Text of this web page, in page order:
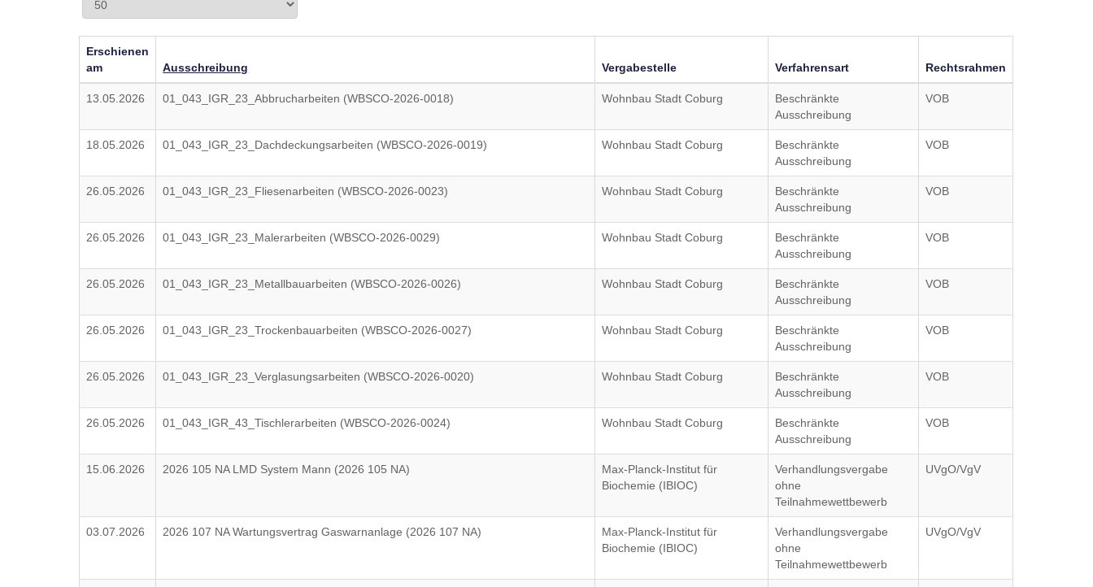
Erschienen
am
Ausschreibung Vergabestelle Verfahrensart Rechtsrahmen
13.05.2026 01_043_IGR_23_Abbrucharbeiten (WBSCO-2026-0018) Wohnbau Stadt Coburg
Beschränkte
Ausschreibung
VOB
18.05.2026 01_043_IGR_23_Dachdeckungsarbeiten (WBSCO-2026-0019) Wohnbau Stadt Coburg
Beschränkte
Ausschreibung
VOB
26.05.2026 01_043_IGR_23_Fliesenarbeiten (WBSCO-2026-0023) Wohnbau Stadt Coburg
Beschränkte
Ausschreibung
VOB
26.05.2026 01_043_IGR_23_Malerarbeiten (WBSCO-2026-0029) Wohnbau Stadt Coburg
Beschränkte
Ausschreibung
VOB
26.05.2026 01_043_IGR_23_Metallbauarbeiten (WBSCO-2026-0026) Wohnbau Stadt Coburg
Beschränkte
Ausschreibung
VOB
26.05.2026 01_043_IGR_23_Trockenbauarbeiten (WBSCO-2026-0027) Wohnbau Stadt Coburg
Beschränkte
Ausschreibung
VOB
26.05.2026 01_043_IGR_23_Verglasungsarbeiten (WBSCO-2026-0020) Wohnbau Stadt Coburg
Beschränkte
Ausschreibung
VOB
26.05.2026 01_043_IGR_43_Tischlerarbeiten (WBSCO-2026-0024) Wohnbau Stadt Coburg
Beschränkte
Ausschreibung
VOB
15.06.2026 2026 105 NA LMD System Mann (2026 105 NA)
Max-Planck-Institut für
Biochemie (IBIOC)
Verhandlungsvergabe
ohne
Teilnahmewettbewerb
UVgO/VgV
03.07.2026 2026 107 NA Wartungsvertrag Gaswarnanlage (2026 107 NA)
Max-Planck-Institut für
Biochemie (IBIOC)
Verhandlungsvergabe
ohne
Teilnahmewettbewerb
UVgO/VgV